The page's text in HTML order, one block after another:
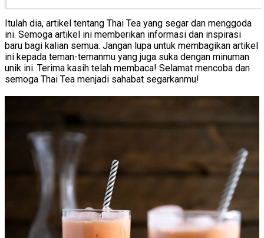
Itulah dia, artikel tentang Thai Tea yang segar dan menggoda
ini. Semoga artikel ini memberikan informasi dan inspirasi
baru bagi kalian semua. Jangan lupa untuk membagikan artikel
ini kepada teman-temanmu yang juga suka dengan minuman
unik ini. Terima kasih telah membaca! Selamat mencoba dan
semoga Thai Tea menjadi sahabat segarkanmu!